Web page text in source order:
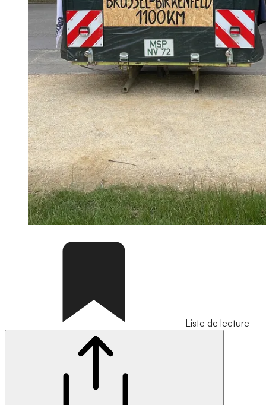
Liste de lecture